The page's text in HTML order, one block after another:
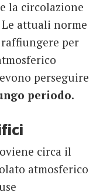
la circolazione
attuali norme
per
perseguire
periodo.
circa il
atmosferico